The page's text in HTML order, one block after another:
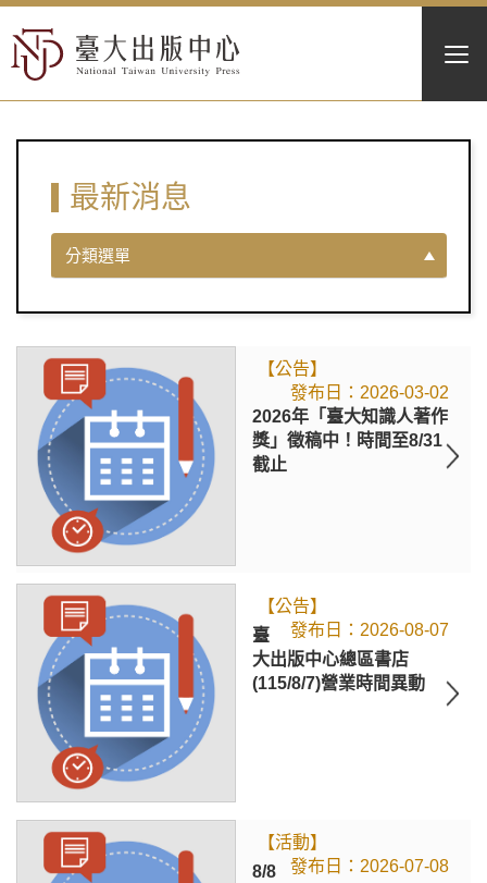
最新消息
分類選單
【公告】
2026-03-02
2026年「臺大知識人著作
獎」徵稿中！時間至8/31
截止
【公告】
2026-08-07
臺
大出版中心總區書店
(115/8/7)營業時間異動
【活動】
2026-07-08
8/8